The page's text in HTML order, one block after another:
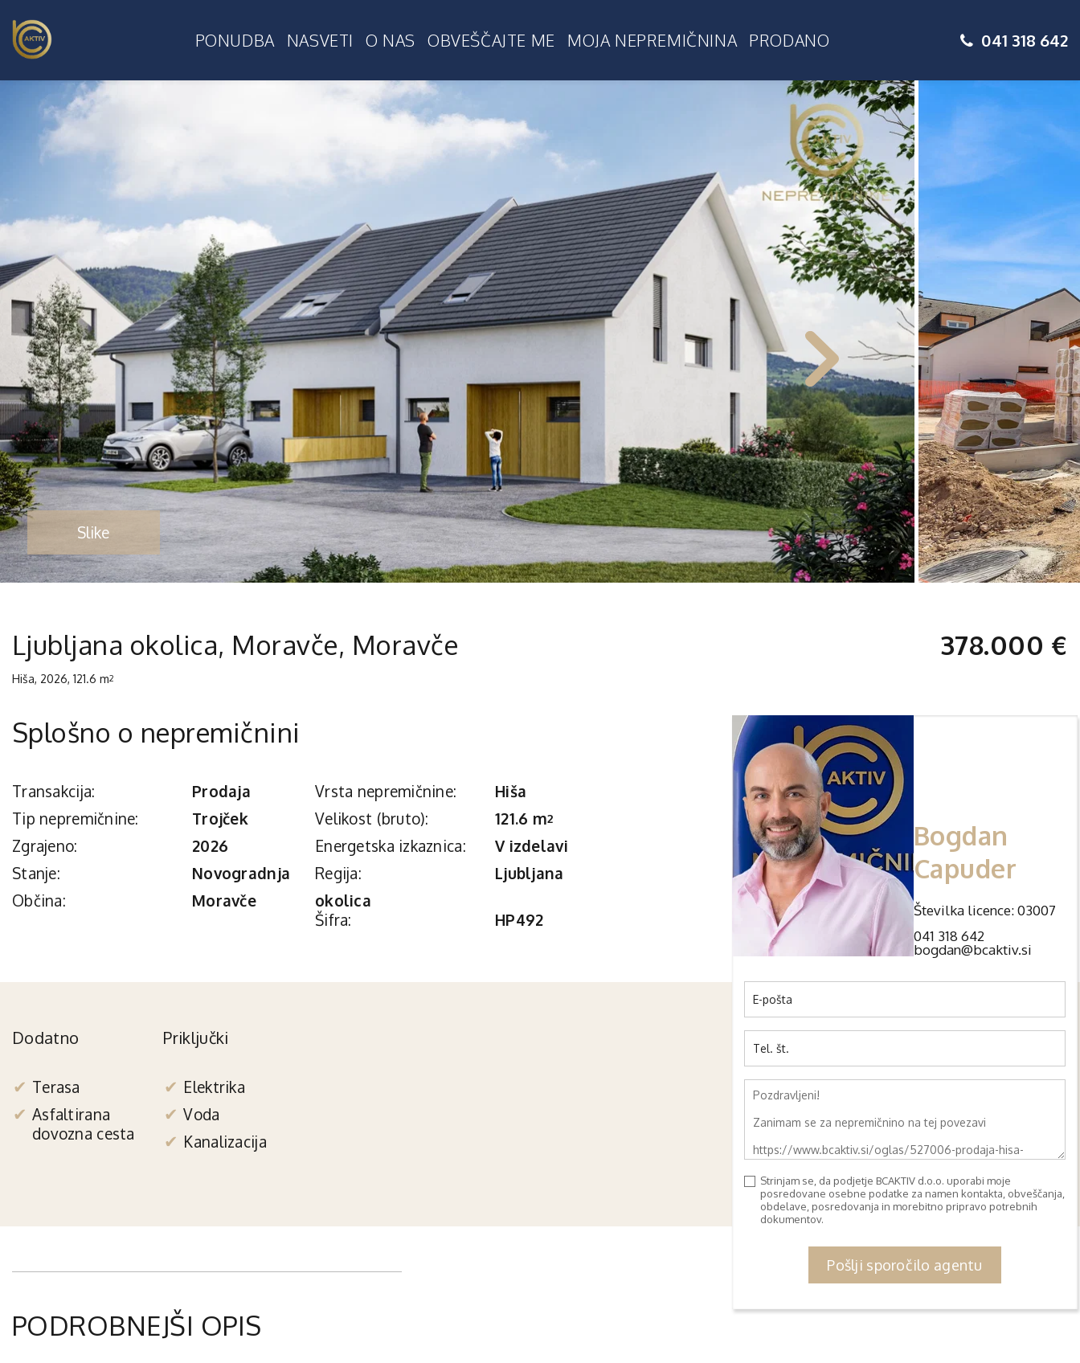
PONUDBA NASVETI O NAS OBVEŠČAJTE ME MOJA NEPREMIČNINA PRODANO 041 318 642
Slike
Ljubljana okolica, Moravče, Moravče
Hiša, 2026, 121.6 m2
378.000 €
Splošno o nepremičnini
Transakcija: Prodaja Vrsta nepremičnine:
Hiša
Tip nepremičnine:
Trojček Velikost (bruto): 121.6 m2
Zgrajeno: 2026 Energetska izkaznica:
V izdelavi
Stanje:
Novogradnja Regija:
Ljubljana
okolica
Občina:
Moravče
Šifra:
HP492
Bogdan
Capuder
Številka licence: 03007
041 318 642
bogdan@bcaktiv.si
Strinjam se, da podjetje BCAKTIV d.o.o. uporabi moje
posredovane osebne podatke za namen kontakta, obveščanja,
obdelave, posredovanja in morebitno pripravo potrebnih
dokumentov.
Pošlji sporočilo agentu
Dodatno
Terasa
Asfaltirana
dovozna cesta
Priključki
Elektrika
Voda
Kanalizacija
PODROBNEJŠI OPIS